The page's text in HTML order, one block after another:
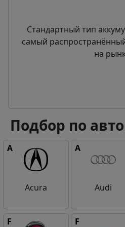
Стандартный тип
самый
на
Подбор по
A
Acura
A
Audi
F F